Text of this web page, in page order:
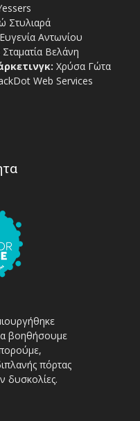
Στυλιαρά
Ευγενία Αντωνίου
Σταματία Βελάνη
Χρύσα Γώτα
Web Services
βοηθήσουμε
πόρτας
δυσκολίες.